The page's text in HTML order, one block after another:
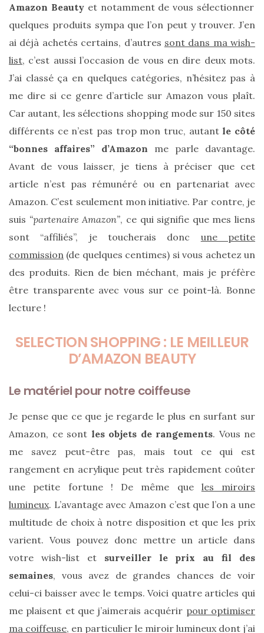
30/05/2026
Ma
sélection
sacs
légers
et
tendance
pour
l’été
Les
Amazon Beautyet notamment de vous sélectionner
quelques produits sympa que l’on peut y trouver. J’en
ai déjà achetés certains, d’autres sont dans ma wish-
list, c’est aussi l’occasion de vous en dire deux mots.
J’ai classé ça en quelques catégories, n’hésitez pas à
me dire si ce genre d’article sur Amazon vous plaît.
Car autant, les sélections shopping mode sur 150 sites
différents ce n’est pas trop mon truc, autant le côté
“bonnes affaires” d’Amazon me parle davantage.
Avant de vous laisser, je tiens à préciser que cet
article n’est pas rémunéré ou en partenariat avec
Amazon. C’est seulement mon initiative. Par contre, je
suis “partenaire Amazon”, ce qui signifie que mes liens
sont “affiliés”, je toucherais donc une petite
commission (de quelques centimes) si vous achetez un
des produits. Rien de bien méchant, mais je préfère
être transparente avec vous sur ce point-là. Bonne
lecture !
SELECTION SHOPPING : LE MEILLEUR
D’AMAZON BEAUTY
Le matériel pour notre coiffeuse
Je pense que ce que je regarde le plus en surfant sur
Amazon, ce sont les objets de rangements. Vous ne
me savez peut-être pas, mais tout ce qui est
rangement en acrylique peut très rapidement coûter
une petite fortune ! De même que les miroirs
lumineux. L’avantage avec Amazon c’est que l’on a une
multitude de choix à notre disposition et que les prix
varient. Vous pouvez donc mettre un article dans
votre wish-list et surveiller le prix au fil des
semaines, vous avez de grandes chances de voir
celui-ci baisser avec le temps. Voici quatre articles qui
me plaisent et que j’aimerais acquérir pour optimiser
ma coiffeuse, en particulier le miroir lumineux dont j’ai